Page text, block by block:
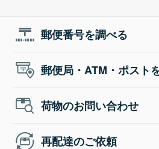
郵便番号を調べる
郵便局・ATM・ポスト
荷物のお問い合わせ
再配達のご依頼